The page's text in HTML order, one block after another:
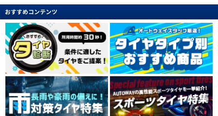
おすすめコンテンツ